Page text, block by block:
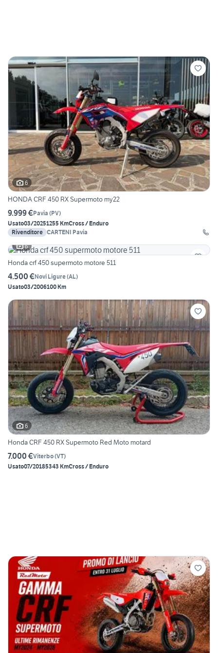
6
HONDA CRF 450 RX Supermoto my22
9.999 €Pavia (PV)
Usato03/20251255 KmCross / Enduro
Rivenditore CARTENI Pavia
6
Honda crf 450 supermoto motore 511
4.500 €Novi Ligure(AL)
Usato03/2006100 Km
6
Honda CRF 450 RX Supermoto Red Moto motard
7.000 €Viterbo(VT)
Usato07/20185343 KmCross / Enduro